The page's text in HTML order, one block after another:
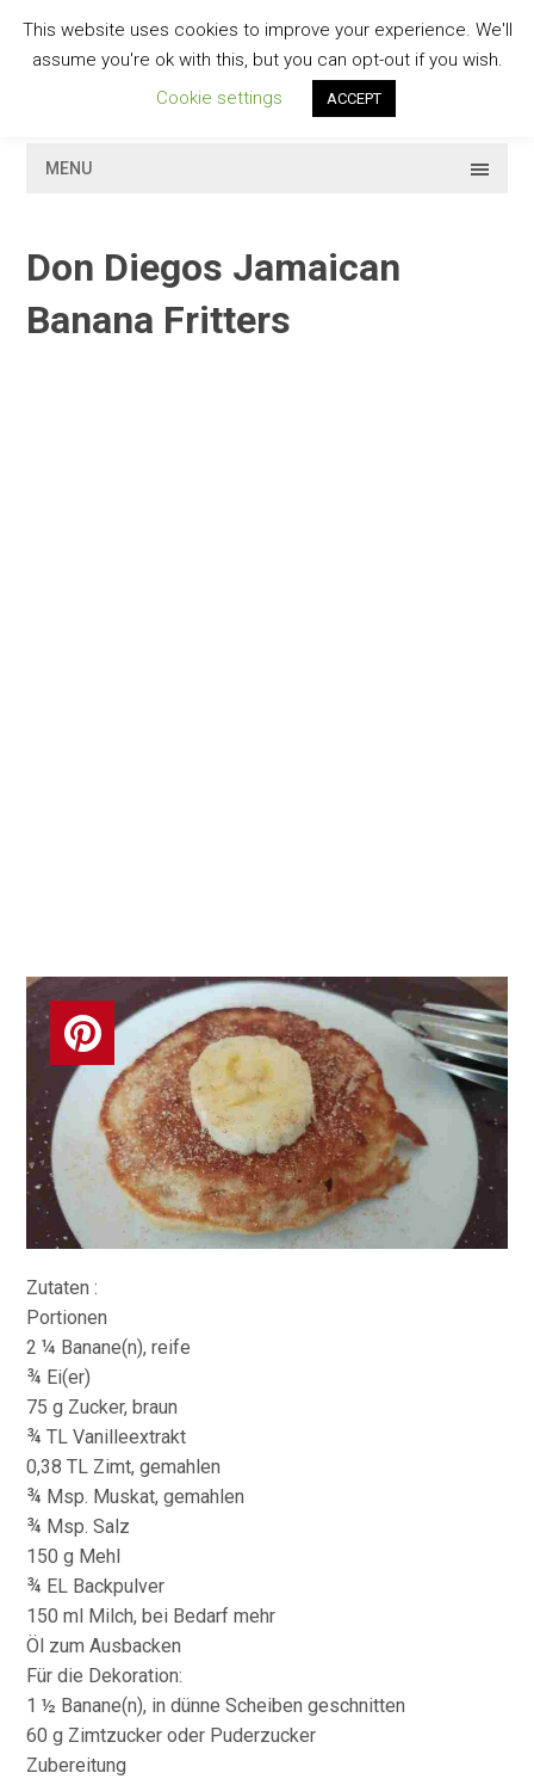
contentGESCHMACKVOLL
MENU
Don Diegos Jamaican
Banana Fritters
Zutaten :
Portionen
2 ¼ Banane(n), reife
¾ Ei(er)
75 g Zucker, braun
¾ TL Vanilleextrakt
0,38 TL Zimt, gemahlen
¾ Msp. Muskat, gemahlen
¾ Msp. Salz
150 g Mehl
¾ EL Backpulver
150 ml Milch, bei Bedarf mehr
Öl zum Ausbacken
Für die Dekoration:
1 ½ Banane(n), in dünne Scheiben geschnitten
60 g Zimtzucker oder Puderzucker
Zubereitung
This website uses cookies to improve your experience. We'll
assume you're ok with this, but you can opt-out if you wish.
Cookie settings
ACCEPT